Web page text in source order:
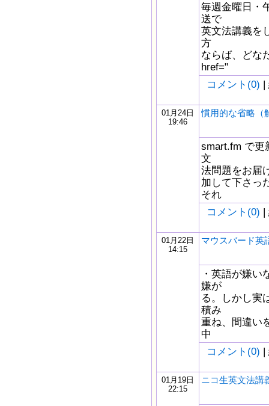
毎週金曜日・
送で
英文法講義を
方
ならば、どな
href="
コメント(0) |
01月24日
19:46
慣用的な省略（
smart.fm で更
文
法問題をお届
加して下さっ
それ
コメント(0) |
01月22日
14:15
マウスバード英
・英語が嫌い
嫌が
る。しかし実
積み
重ね、間違い
中
コメント(0) |
01月19日
22:15
ニコ生英文法講